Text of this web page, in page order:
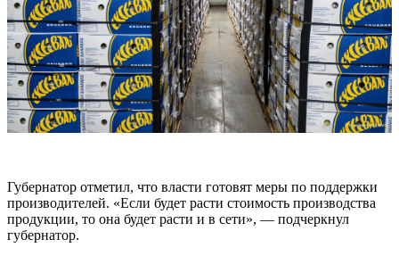
Губернатор отметил, что власти готовят меры по поддержки
производителей. «Если будет расти стоимость производства
продукции, то она будет расти и в сети», — подчеркнул
губернатор.